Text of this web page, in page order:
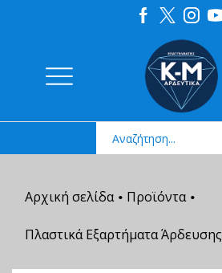
Αρχική σελίδα • Προϊόντα •
Πλαστικά Εξαρτήματα Άρδευσης